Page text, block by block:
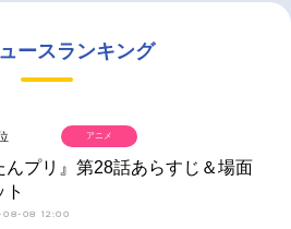
ースランキング
んプリ』第28話あらすじ＆場面
ト
08-08 12:00
アニメ